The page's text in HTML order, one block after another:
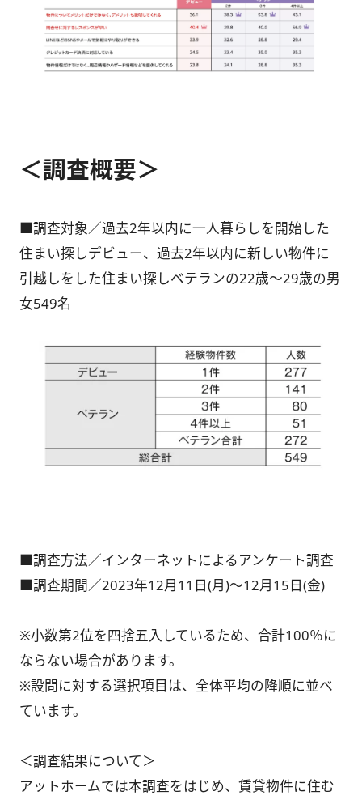
＜調査概要＞
■調査対象／過去2年以内に一人暮らしを開始した
住まい探しデビュー、過去2年以内に新しい物件に
引越しをした住まい探しベテランの22歳～29歳の男
女549名
■調査方法／インターネットによるアンケート調査
■調査期間／2023年12月11日(月)～12月15日(金)
※小数第2位を四捨五入しているため、合計100％に
ならない場合があります。
※設問に対する選択項目は、全体平均の降順に並べ
ています。
＜調査結果について＞
アットホームでは本調査をはじめ、賃貸物件に住む